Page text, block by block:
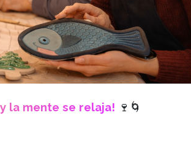
la mente se relaja! 🍷🌀